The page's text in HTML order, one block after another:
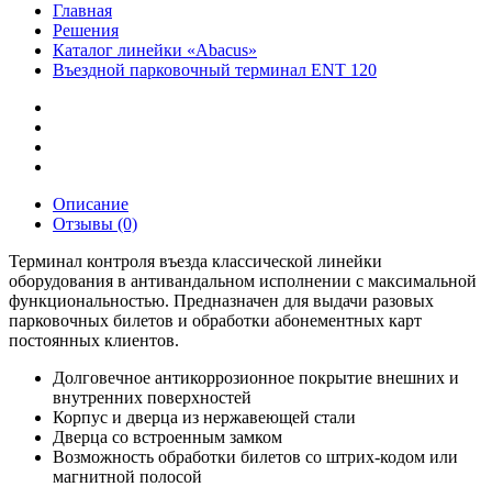
Главная
Решения
Каталог линейки «Abacus»
Въездной парковочный терминал ENT 120
Описание
Отзывы (0)
Терминал контроля въезда классической линейки
оборудования в антивандальном исполнении с максимальной
функциональностью. Предназначен для выдачи разовых
парковочных билетов и обработки абонементных карт
постоянных клиентов.
Долговечное антикоррозионное покрытие внешних и
внутренних поверхностей
Корпус и дверца из нержавеющей стали
Дверца со встроенным замком
Возможность обработки билетов со штрих-кодом или
магнитной полосой